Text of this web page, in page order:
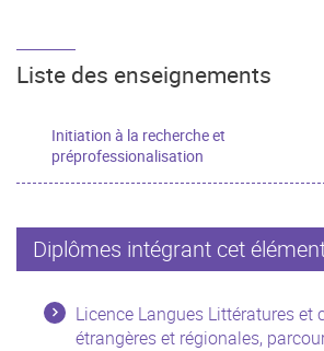
Liste des enseignements
Initiation à la recherche et
préprofessionalisation
Diplômes intégrant cet
Licence Langues Littératures et
étrangères et régionales,